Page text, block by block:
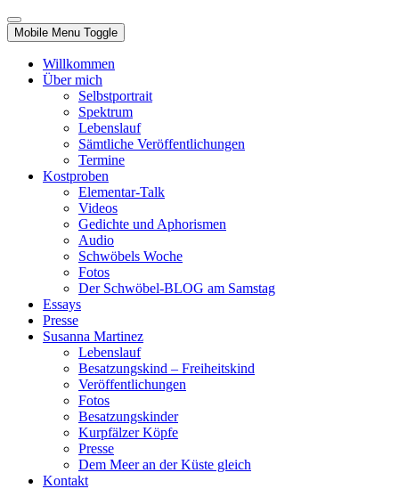
Mobile Menu Toggle
Willkommen
Über mich
Selbstportrait
Spektrum
Lebenslauf
Sämtliche Veröffentlichungen
Termine
Kostproben
Elementar-Talk
Videos
Gedichte und Aphorismen
Audio
Schwöbels Woche
Fotos
Der Schwöbel-BLOG am Samstag
Essays
Presse
Susanna Martinez
Lebenslauf
Besatzungskind – Freiheitskind
Veröffentlichungen
Fotos
Besatzungskinder
Kurpfälzer Köpfe
Presse
Dem Meer an der Küste gleich
Kontakt